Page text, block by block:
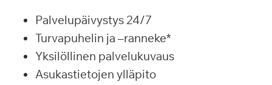
Palvelupäivystys 24/7
Turvapuhelin ja –ranneke*
Yksilöllinen palvelukuvaus
Asukastietojen ylläpito